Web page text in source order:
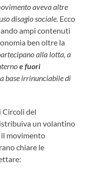
aveva altre
disagio sociale. Ecco
ampi contenuti
ben oltre la
alla lotta, a
e fuori
base irrinunciabile di
Circoli del
un volantino
movimento
chiare le